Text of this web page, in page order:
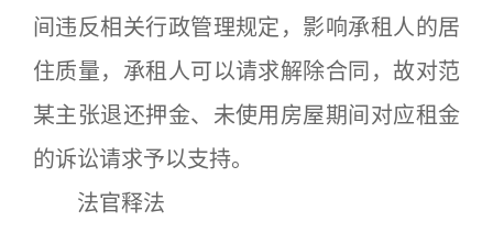
间违反相关行政管理规定，影响承租人的居
住质量，承租人可以请求解除合同，故对范
某主张退还押金、未使用房屋期间对应租金
的诉讼请求予以支持。
法官释法